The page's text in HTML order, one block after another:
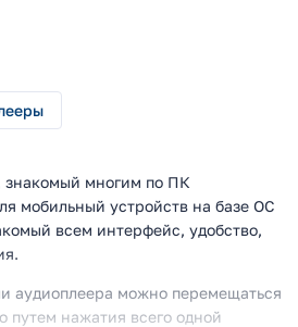
многим по ПК
мобильный устройств на базе ОС
всем интерфейс, удобство,
аудиоплеера можно перемещаться
нажатия всего одной